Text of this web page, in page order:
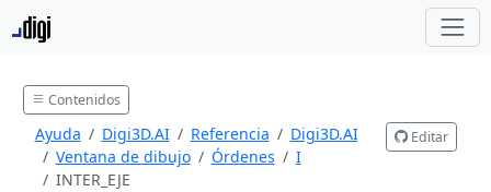
Contenidos
Ayuda Digi3D.AI Referencia
Digi3D.AI
Ventana de dibujo
Órdenes
I
INTER_EJE
Editar